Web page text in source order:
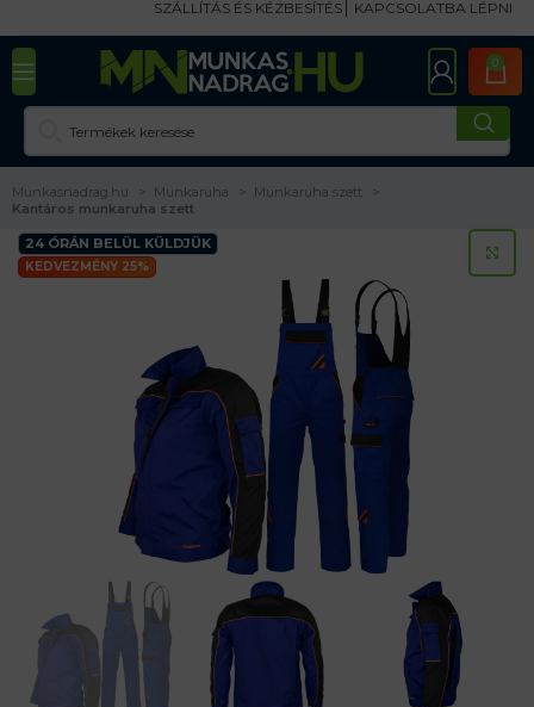
SZÁLLÍTÁS ÉS KÉZBESÍTÉS KAPCSOLATBA LÉPNI
0
Munkasnadrag.hu Munkaruha
Munkaruha szett
Kantáros munkaruha szett
24 ÓRÁN BELÜL KÜLDJÜK
KEDVEZMÉNY 25%